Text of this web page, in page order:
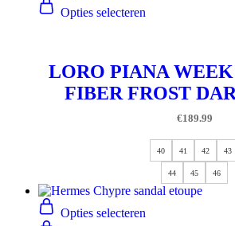
Opties selecteren
LORO PIANA
FIBER FROST
€189.99
40 41 42 43
44 45 46
Opties selecteren